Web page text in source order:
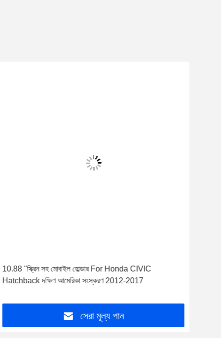
10.88 "স্ক্রিন সহ মোবাইল হোল্ডার For Honda CIVIC
Hatchback দক্ষিণ আমেরিকা সংস্করণ 2012-2017
সেরা মূল্য পান